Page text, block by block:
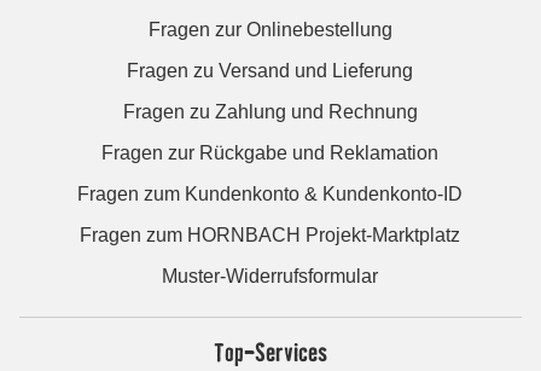
Fragen zur Onlinebestellung
Fragen zu Versand und Lieferung
Fragen zu Zahlung und Rechnung
Fragen zur Rückgabe und Reklamation
Fragen zum Kundenkonto & Kundenkonto-ID
Fragen zum HORNBACH Projekt-Marktplatz
Muster-Widerrufsformular
Top-Services